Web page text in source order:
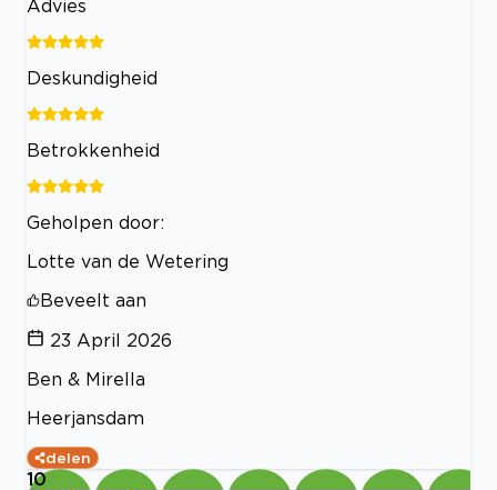
Advies
Deskundigheid
Betrokkenheid
Geholpen door:
Lotte van de Wetering
Beveelt aan
23 April 2026
Ben & Mirella
Heerjansdam
delen
10